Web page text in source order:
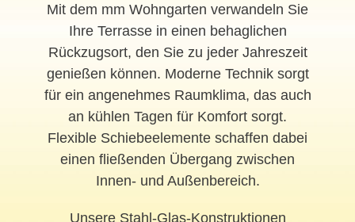
Mit dem mm Wohngarten verwandeln Sie
Ihre Terrasse in einen behaglichen
Rückzugsort, den Sie zu jeder Jahreszeit
genießen können. Moderne Technik sorgt
für ein angenehmes Raumklima, das auch
an kühlen Tagen für Komfort sorgt.
Flexible Schiebeelemente schaffen dabei
einen fließenden Übergang zwischen
Innen- und Außenbereich.
Unsere Stahl-Glas-Konstruktionen